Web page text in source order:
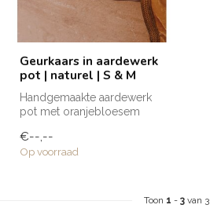
Geurkaars in aardewerk
pot | naturel | S & M
Handgemaakte aardewerk
pot met oranjebloesem
naturel kle...
€--,--
Op voorraad
Toon 1 - 3van 3